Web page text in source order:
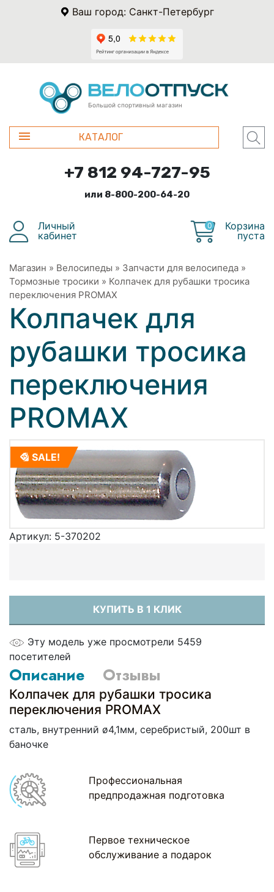
Ваш город: Санкт-Петербург
Большой спортивный магазин
КАТАЛОГ
+7 812 94-727-95
или 8-800-200-64-20
Личный
кабинет
0
Корзина
пуста
Магазин » Велосипеды » Запчасти для велосипеда »
Тормозные тросики » Колпачек для рубашки тросика
переключения PROMAX
Колпачек для
рубашки тросика
переключения
PROMAX
SALE!
Артикул: 5-370202
КУПИТЬ В 1 КЛИК
Эту модель уже просмотрели 5459
посетителей
Описание Отзывы
Колпачек для рубашки тросика
переключения PROMAX
сталь, внутренний ø4,1мм, серебристый, 200шт в
баночке
Профессиональная
предпродажная подготовка
Первое техническое
обслуживание а подарок